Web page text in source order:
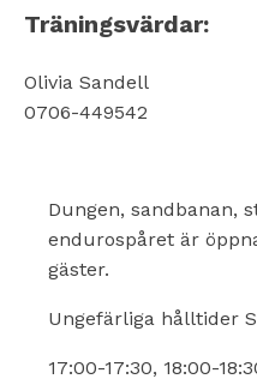
Träningsvärdar:
Olivia Sandell
0706-449542
Dungen, sandbanan,
endurospåret är
gäster.
Ungefärliga hålltider
17:00-17:30, 18:00-